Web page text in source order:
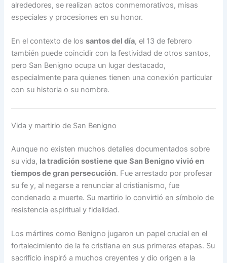
alrededores, se realizan actos conmemorativos, misas
especiales y procesiones en su honor.
En el contexto de lossantos del día, el 13 de febrero
también puede coincidir con la festividad de otros santos,
pero San Benigno ocupa un lugar destacado,
especialmente para quienes tienen una conexión particular
con su historia o su nombre.
Vida y martirio de San Benigno
Aunque no existen muchos detalles documentados sobre
su vida, la tradición sostiene que San Benigno vivió en
tiempos de gran persecución. Fue arrestado por profesar
su fe y, al negarse a renunciar al cristianismo, fue
condenado a muerte. Su martirio lo convirtió en símbolo de
resistencia espiritual y fidelidad.
Los mártires como Benigno jugaron un papel crucial en el
fortalecimiento de la fe cristiana en sus primeras etapas. Su
sacrificio inspiró a muchos creyentes y dio origen a la